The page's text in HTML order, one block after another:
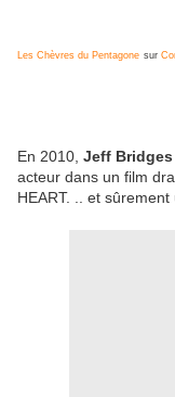
Les Chèvres du Pentagone sur
En 2010, Jeff Bridges
acteur dans un film
HEART. .. et sûrement